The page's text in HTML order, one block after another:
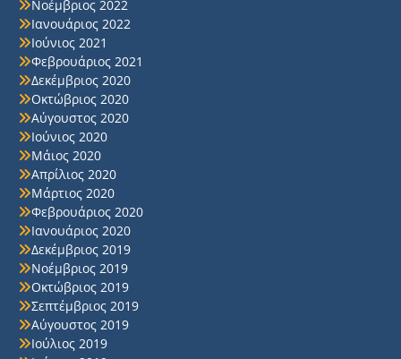
Νοέμβριος 2022
Ιανουάριος 2022
Ιούνιος 2021
Φεβρουάριος 2021
Δεκέμβριος 2020
Οκτώβριος 2020
Αύγουστος 2020
Ιούνιος 2020
Μάιος 2020
Απρίλιος 2020
Μάρτιος 2020
Φεβρουάριος 2020
Ιανουάριος 2020
Δεκέμβριος 2019
Νοέμβριος 2019
Οκτώβριος 2019
Σεπτέμβριος 2019
Αύγουστος 2019
Ιούλιος 2019